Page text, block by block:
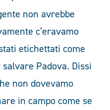
non avrebbe
c’eravamo
etichettati come
Padova. Dissi
non dovevamo
in campo come se